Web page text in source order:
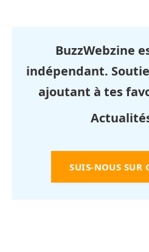
BuzzWebzine
indépendant.
ajoutant à tes
SUIS-NOUS SUR